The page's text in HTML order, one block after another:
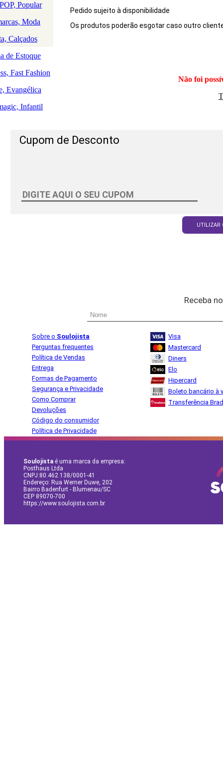
Popular
Moda
Calçados
de Estoque
Fast Fashion
Evangélica
Infantil
Pedido sujeito à disponibilidade
Os produtos poderão esgotar caso outro
Produto
Não foi
Cupom de Desconto
UTILIZAR
Receba
Sobre o Soulojista
Perguntas frequentes
Política de Vendas
Entrega
Formas de Pagamento
Segurança e Privacidade
Como Comprar
Devoluções
Código do consumidor
Política de Privacidade
Visa
Mastercard
Diners
Elo
Hipercard
Boleto bancário à
Transferência
Soulojista é uma marca da empresa:
Posthaus Ltda
CNPJ:80.462.138/0001-41
Endereço: Rua Werner Duwe, 202
Bairro Badenfurt - Blumenau/SC
CEP 89070-700
https://www.soulojista.com.br